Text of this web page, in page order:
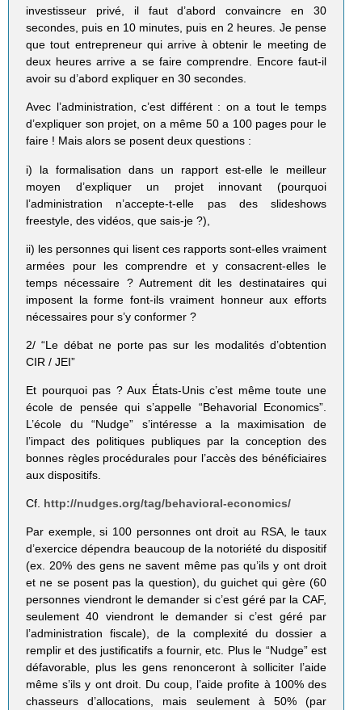
investisseur privé, il faut d’abord convaincre en 30
secondes, puis en 10 minutes, puis en 2 heures. Je pense
que tout entrepreneur qui arrive à obtenir le meeting de
deux heures arrive a se faire comprendre. Encore faut-il
avoir su d’abord expliquer en 30 secondes.
Avec l’administration, c’est différent : on a tout le temps
d’expliquer son projet, on a même 50 a 100 pages pour le
faire ! Mais alors se posent deux questions :
i) la formalisation dans un rapport est-elle le meilleur
moyen d’expliquer un projet innovant (pourquoi
l’administration n’accepte-t-elle pas des slideshows
freestyle, des vidéos, que sais-je ?),
ii) les personnes qui lisent ces rapports sont-elles vraiment
armées pour les comprendre et y consacrent-elles le
temps nécessaire ? Autrement dit les destinataires qui
imposent la forme font-ils vraiment honneur aux efforts
nécessaires pour s’y conformer ?
2/ “Le débat ne porte pas sur les modalités d’obtention
CIR / JEI”
Et pourquoi pas ? Aux États-Unis c’est même toute une
école de pensée qui s’appelle “Behavorial Economics”.
L’école du “Nudge” s’intéresse a la maximisation de
l’impact des politiques publiques par la conception des
bonnes règles procédurales pour l’accès des bénéficiaires
aux dispositifs.
Cf. http://nudges.org/tag/behavioral-economics/
Par exemple, si 100 personnes ont droit au RSA, le taux
d’exercice dépendra beaucoup de la notoriété du dispositif
(ex. 20% des gens ne savent même pas qu’ils y ont droit
et ne se posent pas la question), du guichet qui gère (60
personnes viendront le demander si c’est géré par la CAF,
seulement 40 viendront le demander si c’est géré par
l’administration fiscale), de la complexité du dossier a
remplir et des justificatifs a fournir, etc. Plus le “Nudge” est
défavorable, plus les gens renonceront à solliciter l’aide
même s’ils y ont droit. Du coup, l’aide profite à 100% des
chasseurs d’allocations, mais seulement à 50% (par